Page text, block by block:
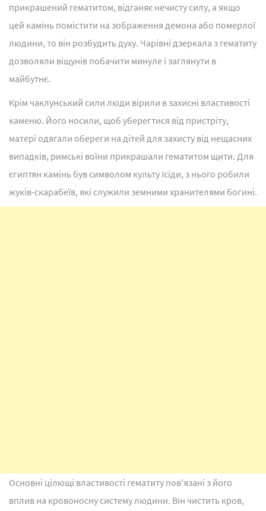
прикрашений гематитом, відганяє нечисту силу, а якщо
цей камінь помістити на зображення демона або померлої
людини, то він розбудить духу. Чарівні дзеркала з гематиту
дозволяли віщунів побачити минуле і заглянути в
майбутнє.
Крім чаклунський сили люди вірили в захисні властивості
каменю. Його носили, щоб уберегтися від пристріту,
матері одягали обереги на дітей для захисту від нещасних
випадків, римські воїни прикрашали гематитом щити. Для
єгиптян камінь був символом культу Ісіди, з нього робили
жуків-скарабеїв, які служили земними хранителями богині.
Основні цілющі властивості гематиту пов'язані з його
вплив на кровоносну систему людини. Він чистить кров,